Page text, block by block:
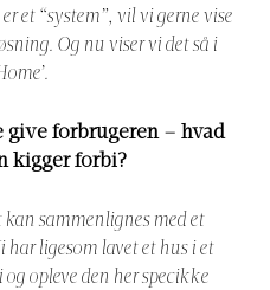
et “system”, vil vi gerne vise
Og nu viser vi det så i
give forbrugeren – hvad
kigger forbi?
kan sammenlignes med et
ligesom lavet et hus i et
opleve den her specikke